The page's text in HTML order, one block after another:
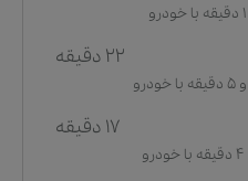
22 دقیقه
17 دقیقه